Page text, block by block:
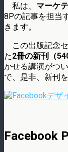
私は、 マーケ
8Pの記事を担当
きます。
この出版記念
た2冊の新刊（
かせる講演がつ
で、是非、新刊
Facebook